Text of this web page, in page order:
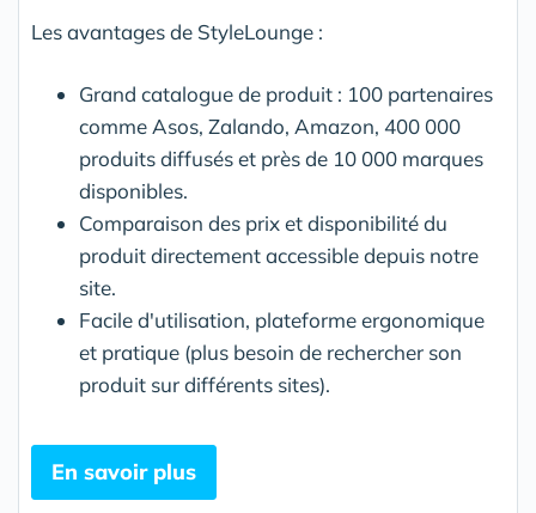
Les avantages de StyleLounge :
Grand catalogue de produit : 100 partenaires
comme Asos, Zalando, Amazon, 400 000
produits diffusés et près de 10 000 marques
disponibles.
Comparaison des prix et disponibilité du
produit directement accessible depuis notre
site.
Facile d'utilisation, plateforme ergonomique
et pratique (plus besoin de rechercher son
produit sur différents sites).
En savoir plus